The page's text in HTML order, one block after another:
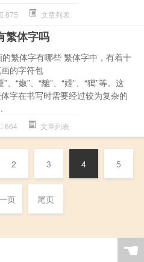
875 文章列表
繁体字吗
的繁体字有哪些 繁体字中，有着十
的字符包
”、“婌”、“離”、“嬄”、“獦”等。这
字在书写时需要经过较为复杂的
664 文章列表
2 3 4 5
页 尾页
☚